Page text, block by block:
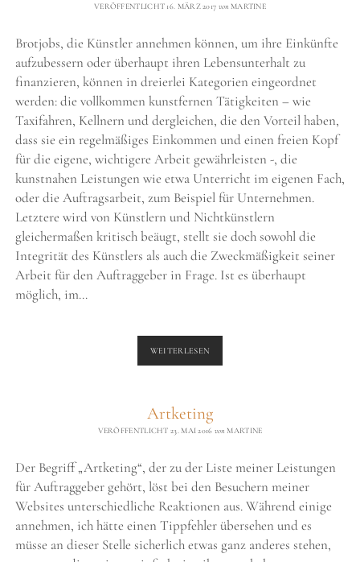
VERÖFFENTLICHT 16. MÄRZ 2017 von MARTINE
Brotjobs, die Künstler annehmen können, um ihre Einkünfte
aufzubessern oder überhaupt ihren Lebensunterhalt zu
finanzieren, können in dreierlei Kategorien eingeordnet
werden: die vollkommen kunstfernen Tätigkeiten – wie
Taxifahren, Kellnern und dergleichen, die den Vorteil haben,
dass sie ein regelmäßiges Einkommen und einen freien Kopf
für die eigene, wichtigere Arbeit gewährleisten -, die
kunstnahen Leistungen wie etwa Unterricht im eigenen Fach,
oder die Auftragsarbeit, zum Beispiel für Unternehmen.
Letztere wird von Künstlern und Nichtkünstlern
gleichermaßen kritisch beäugt, stellt sie doch sowohl die
Integrität des Künstlers als auch die Zweckmäßigkeit seiner
Arbeit für den Auftraggeber in Frage. Ist es überhaupt
möglich, im…
WEITERLESEN
FREIHEIT
Artketing
VERÖFFENTLICHT 23. MAI 2016 von MARTINE
Der Begriff „Artketing“, der zu der Liste meiner Leistungen
für Auftraggeber gehört, löst bei den Besuchern meiner
Websites unterschiedliche Reaktionen aus. Während einige
annehmen, ich hätte einen Tippfehler übersehen und es
müsse an dieser Stelle sicherlich etwas ganz anderes stehen,